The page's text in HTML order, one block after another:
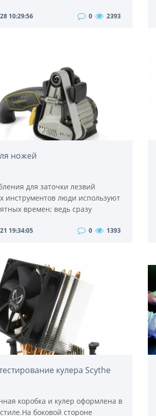
посредством так
напиткам, хотя производиться
в проовинции
этот..
10:29:56 0 2393
ножей
для заточки лезвий
инструментов люди используют
времен; ведь сразу
и приобретать (или
лезвия затачивались с
Специальные камни
являлись обязательной
любого воина.
исследо..
19:34:05 0 1393
кулера Scythe
коробка и кулер оформлена в
боковой стороне